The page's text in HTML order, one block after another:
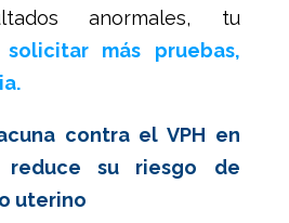
anormales, tu
más pruebas,
contra el VPH en
reduce su riesgo de
uterino